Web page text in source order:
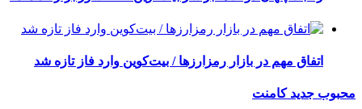
اتفاق مهم در بازار رمزارزها / بیت‌کوین وارد فاز تازه شد
محبوب جدیدکامنت